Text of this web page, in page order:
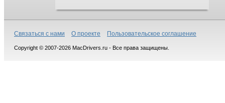
Связаться с нами О проекте Пользовательское соглашение
Copyright © 2007-2026 MacDrivers.ru - Все права защищены.